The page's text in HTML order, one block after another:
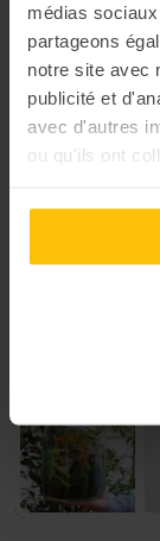
médias
partageons
notre site avec
publicité et
avec d'autres
ou qu'ils ont